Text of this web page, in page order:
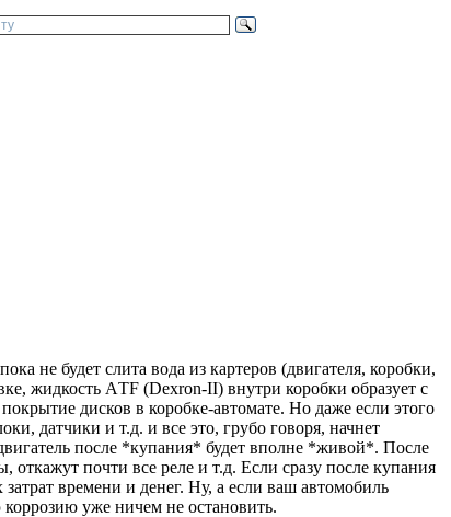
не будет слита вода из картеров (двигателя, коробки,
жидкость АTF (Dexron-II) внутри коробки образует с
дисков в коробке-автомате. Но даже если этого
датчики и т.д. и все это, грубо говоря, начнет
после *купания* будет вполне *живой*. После
откажут почти все реле и т.д. Если сразу после купания
времени и денег. Ну, а если ваш автомобиль
уже ничем не остановить.